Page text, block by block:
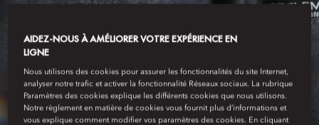
ABOU DABI
SÉJOUR
AIDEZ-NOUS À AMÉLIORER VOTRE EXPÉRIENCE EN
LIGNE
Nous utilisons des cookies pour assurer les fonctionnalités du site Internet,
analyser notre trafic et activer la fonctionnalité Réseaux sociaux. La rubrique
Paramètres des cookies explique les différents cookies que nous utilisons.
Notre règlement en matière de cookies vous fournit plus d’informations et
vous explique comment modifier vos paramètres des cookies. En cliquant